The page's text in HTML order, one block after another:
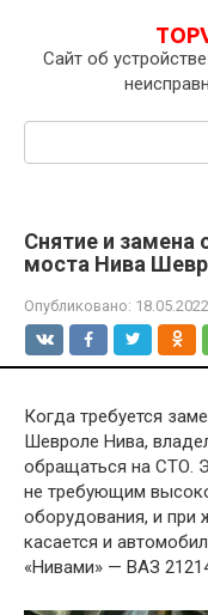
контентуСайт об
Поиск:
Снятие и замена
моста Нива
Опубликовано: 18.05.2022
Когда требуется
Шевроле Нива,
обращаться на СТО.
не требующим
оборудования, и при
касается и
«Нивами» — ВАЗ